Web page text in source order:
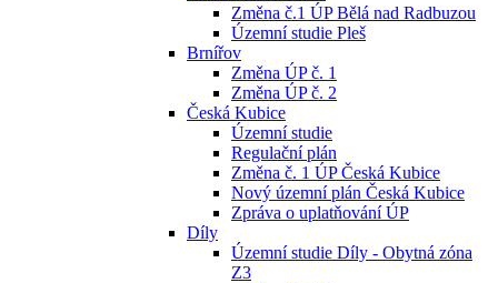
Změna č.1 ÚP Bělá nad Radbuzou
Územní studie Pleš
Brnířov
Změna ÚP č. 1
Změna ÚP č. 2
Česká Kubice
Územní studie
Regulační plán
Změna č. 1 ÚP Česká Kubice
Nový územní plán Česká Kubice
Zpráva o uplatňování ÚP
Díly
Územní studie Díly - Obytná zóna
Z3